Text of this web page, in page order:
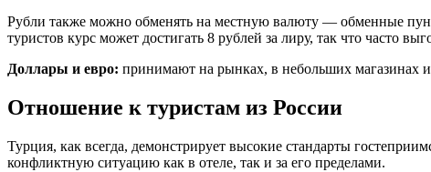
Рубли также можно обменять на местную валюту — обменные
туристов курс может достигать 8 рублей за лиру, так что часто
Доллары и евро: принимают на рынках, в небольших магазинах
Отношение к туристам из России
Турция, как всегда, демонстрирует высокие стандарты
конфликтную ситуацию как в отеле, так и за его пределами.